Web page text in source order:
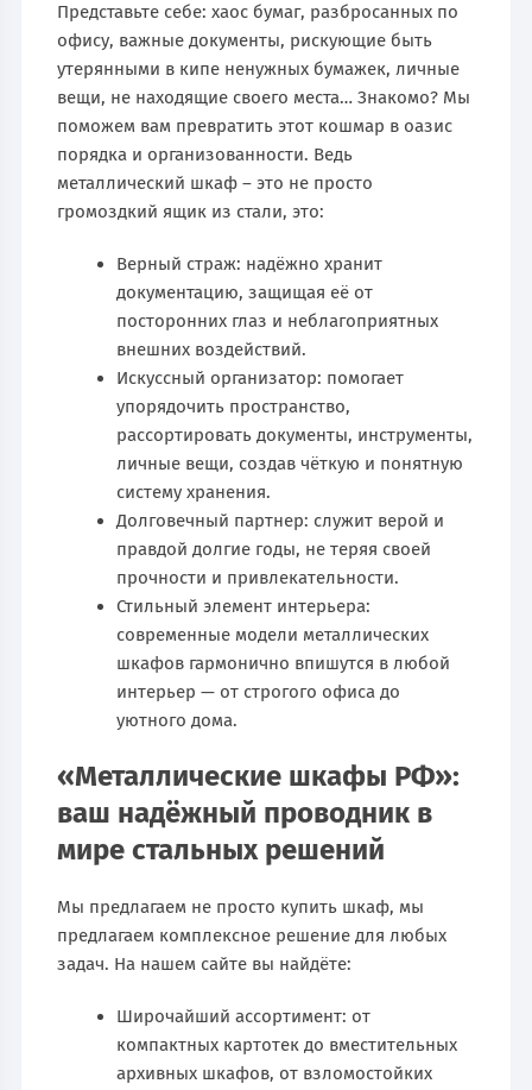
Представьте себе: хаос бумаг, разбросанных по
офису, важные документы, рискующие быть
утерянными в кипе ненужных бумажек, личные
вещи, не находящие своего места… Знакомо? Мы
поможем вам превратить этот кошмар в оазис
порядка и организованности. Ведь
металлический шкаф – это не просто
громоздкий ящик из стали, это:
Верный страж: надёжно хранит
документацию, защищая её от
посторонних глаз и неблагоприятных
внешних воздействий.
Искусcный организатор: помогает
упорядочить пространство,
рассортировать документы, инструменты,
личные вещи, создав чёткую и понятную
систему хранения.
Долговечный партнер: служит верой и
правдой долгие годы, не теряя своей
прочности и привлекательности.
Стильный элемент интерьера:
современные модели металлических
шкафов гармонично впишутся в любой
интерьер — от строгого офиса до
уютного дома.
«Металлические шкафы РФ»:
ваш надёжный проводник в
мире стальных решений
Мы предлагаем не просто купить шкаф, мы
предлагаем комплексное решение для любых
задач. На нашем сайте вы найдёте:
Широчайший ассортимент: от
компактных картотек до вместительных
архивных шкафов, от взломостойких